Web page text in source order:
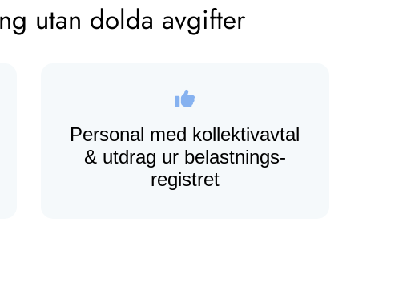
utan dolda avgifter
Personal med kollektiv­avtal
& utdrag ur belastnings­
registret